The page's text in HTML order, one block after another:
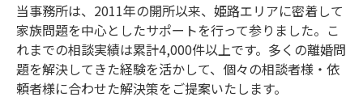
当事務所は、2011年の開所以来、姫路エリアに密着して
家族問題を中心としたサポートを行って参りました。こ
れまでの相談実績は累計4,000件以上です。多くの離婚問
題を解決してきた経験を活かして、個々の相談者様・依
頼者様に合わせた解決策をご提案いたします。